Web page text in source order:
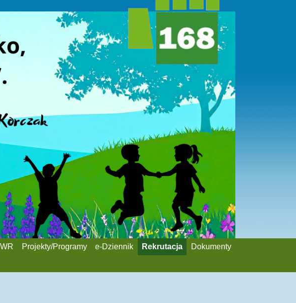
Projekty/Programy e-Dziennik Rekrutacja
Dokumenty